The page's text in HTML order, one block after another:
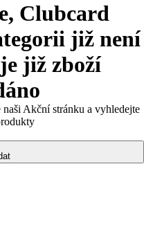
Clubcard
již není
již zboží
Akční stránku a vyhledejte